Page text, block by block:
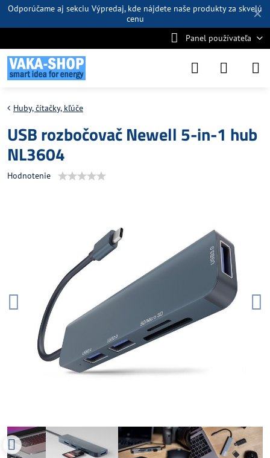
✕
Odporúčame aj sekciu Výpredaj, kde nájdete naše produkty za skvelú
cenu
Panel používateľa
Huby, čítačky, kľúče
USB rozbočovač Newell 5-in-1 hub
NL3604
Hodnotenie